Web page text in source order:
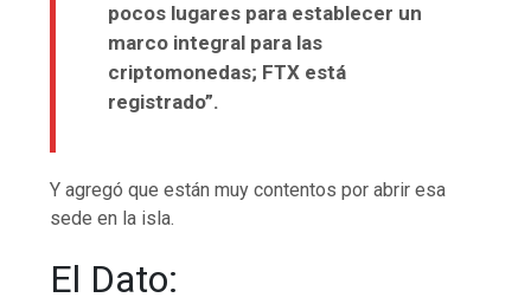
pocos lugares para establecer un
marco integral para las
criptomonedas; FTX está
registrado”.
Y agregó que están muy contentos por abrir esa
sede en la isla.
El Dato: